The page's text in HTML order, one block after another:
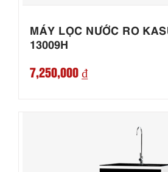
MÁY LỌC NƯỚC RO
13009H
7,250,000 ₫